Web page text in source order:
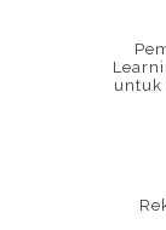
untuk